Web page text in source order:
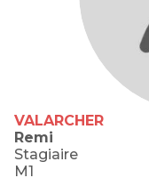
VALARCHER
Remi
Stagiaire
M1